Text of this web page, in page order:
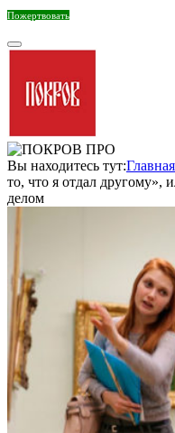
Пожертвовать
Вы находитесь тут:Главная
то, что я отдал другому»,
делом